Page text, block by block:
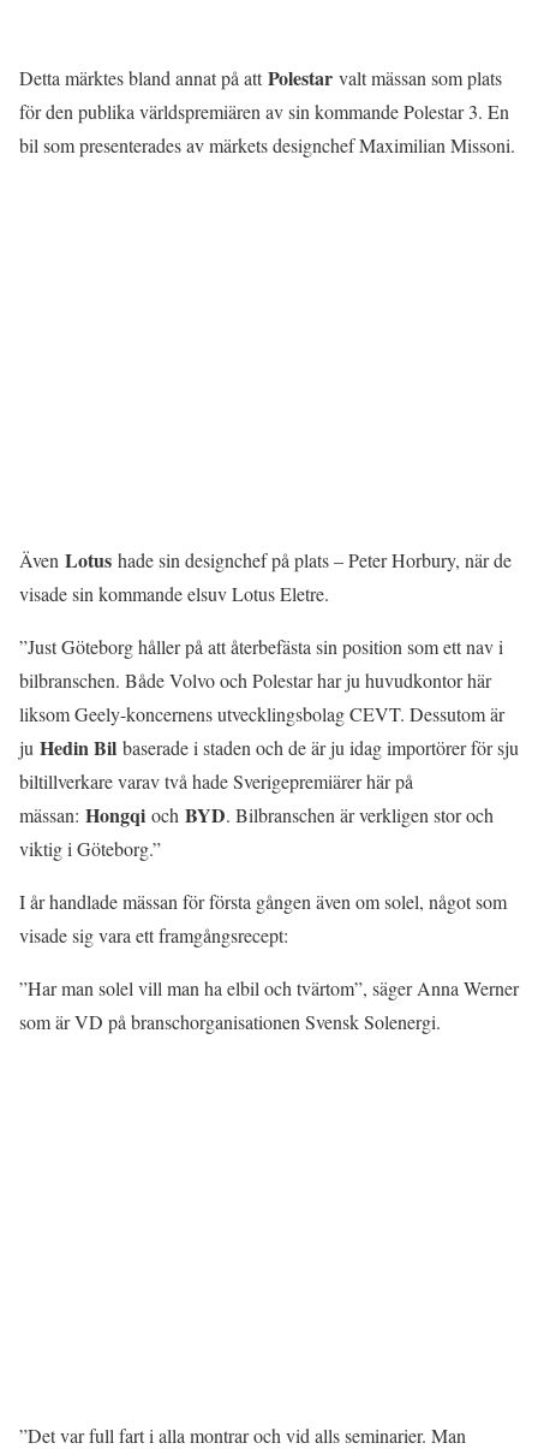
Detta märktes bland annat på attPolestar valt mässan som plats
för den publika världspremiären av sin kommande Polestar 3. En
bil som presenterades av märkets designchef Maximilian Missoni.
Även Lotus hade sin designchef på plats – Peter Horbury, när de
visade sin kommande elsuv Lotus Eletre.
”Just Göteborg håller på att återbefästa sin position som ett nav i
bilbranschen. Både Volvo och Polestar har ju huvudkontor här
liksom Geely-koncernens utvecklingsbolag CEVT. Dessutom är
ju Hedin Bil baserade i staden och de är ju idag importörer för sju
biltillverkare varav två hade Sverigepremiärer här på
mässan: Hongqi och BYD. Bilbranschen är verkligen stor och
viktig i Göteborg.”
I år handlade mässan för första gången även om solel, något som
visade sig vara ett framgångsrecept:
”Har man solel vill man ha elbil och tvärtom”, säger Anna Werner
som är VD på branschorganisationen Svensk Solenergi.
”Det var full fart i alla montrar och vid alls seminarier. Man